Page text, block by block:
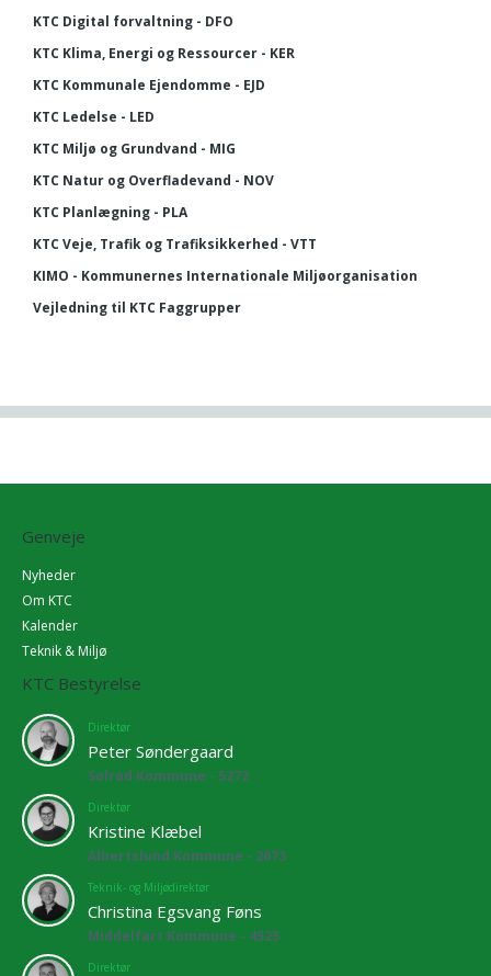
KTC Digital forvaltning - DFO
KTC Klima, Energi og Ressourcer - KER
KTC Kommunale Ejendomme - EJD
KTC Ledelse - LED
KTC Miljø og Grundvand - MIG
KTC Natur og Overfladevand - NOV
KTC Planlægning - PLA
KTC Veje, Trafik og Trafiksikkerhed - VTT
KIMO - Kommunernes Internationale Miljøorganisation
Vejledning til KTC Faggrupper
Genveje
Nyheder
Om KTC
Kalender
Teknik & Miljø
KTC Bestyrelse
Direktør
Peter Søndergaard
Solrød Kommune - 5272
Direktør
Kristine Klæbel
Albertslund Kommune - 2673
Teknik- og Miljødirektør
Christina Egsvang Føns
Middelfart Kommune - 4525
Direktør